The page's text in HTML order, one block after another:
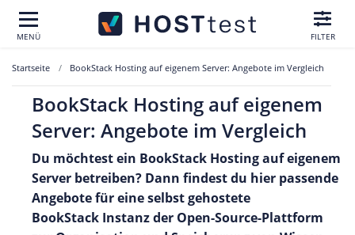
MENÜ FILTER
Startseite BookStack Hosting auf eigenem Server: Angebote im Vergleich
BookStack Hosting auf eigenem
Server: Angebote im Vergleich
Du möchtest ein BookStack Hosting auf eigenem
Server betreiben? Dann findest du hier passende
Angebote für eine selbst gehostete
BookStack Instanz der Open-Source-Plattform